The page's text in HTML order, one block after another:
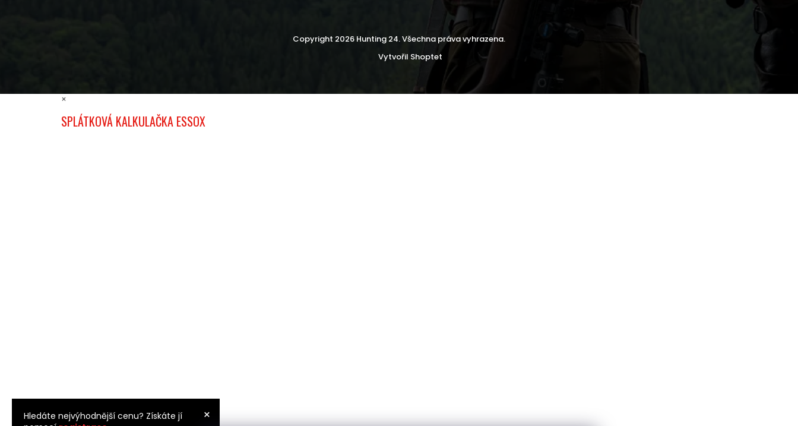
Vytvořil Shoptet
Copyright 2026 Hunting 24. Všechna práva vyhrazena.
×
SPLÁTKOVÁ KALKULAČKA ESSOX
×
Hledáte nejvýhodnější cenu? Získáte jí